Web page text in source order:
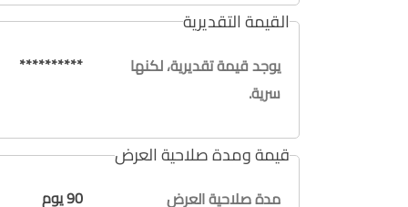
القيمة التقديرية
يوجد قيمة تقديرية، لكنها
سرية.
**********
قيمة ومدة صلاحية العرض
مدة صلاحية العرض
90 يوم